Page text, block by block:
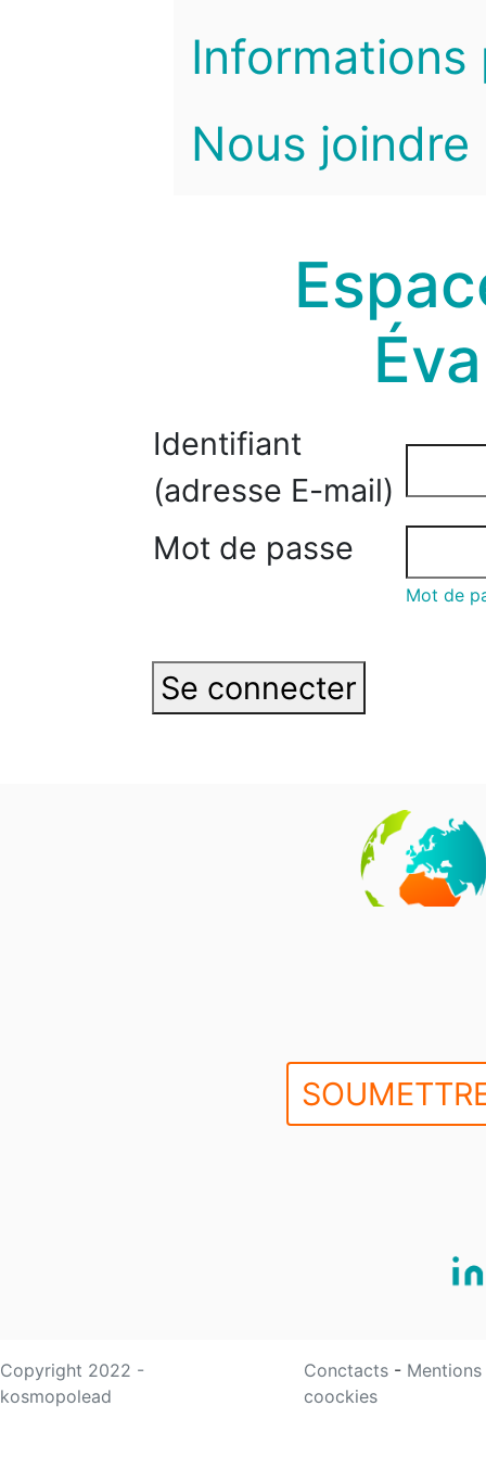
Informations
Nous joindre
Identifiant
(adresse E-mail)
Mot de passe
Mot de
Copyright 2022 -
kosmopolead
Conctacts -
coockies